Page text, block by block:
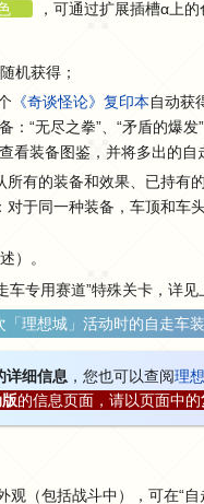
，可通过扩展插槽α上
机获得；
《奇谈怪论》复印本自动获
“无尽之拳”、“矛盾的爆发”
看装备图鉴，并将多出的自
有的装备和效果、已持有
对于同一种装备，车顶和车
）。
专用赛道”特殊关卡，详见
理想城」活动时的自走车
详细信息 ，您也可以查阅理
的信息页面，请以页面中的
观（包括战斗中），可在“